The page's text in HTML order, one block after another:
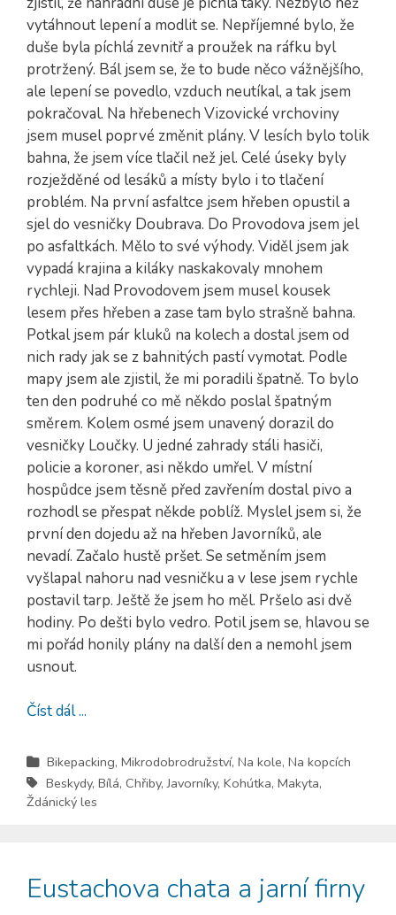
vytáhnout lepení a modlit se. Nepříjemné bylo, že
duše byla píchlá zevnitř a proužek na ráfku byl
protržený. Bál jsem se, že to bude něco vážnějšího,
ale lepení se povedlo, vzduch neutíkal, a tak jsem
pokračoval. Na hřebenech Vizovické vrchoviny
jsem musel poprvé změnit plány. V lesích bylo tolik
bahna, že jsem více tlačil než jel. Celé úseky byly
rozježděné od lesáků a místy bylo i to tlačení
problém. Na první asfaltce jsem hřeben opustil a
sjel do vesničky Doubrava. Do Provodova jsem jel
po asfaltkách. Mělo to své výhody. Viděl jsem jak
vypadá krajina a kiláky naskakovaly mnohem
rychleji. Nad Provodovem jsem musel kousek
lesem přes hřeben a zase tam bylo strašně bahna.
Potkal jsem pár kluků na kolech a dostal jsem od
nich rady jak se z bahnitých pastí vymotat. Podle
mapy jsem ale zjistil, že mi poradili špatně. To bylo
ten den podruhé co mě někdo poslal špatným
směrem. Kolem osmé jsem unavený dorazil do
vesničky Loučky. U jedné zahrady stáli hasiči,
policie a koroner, asi někdo umřel. V místní
hospůdce jsem těsně před zavřením dostal pivo a
rozhodl se přespat někde poblíž. Myslel jsem si, že
první den dojedu až na hřeben Javorníků, ale
nevadí. Začalo hustě pršet. Se setměním jsem
vyšlapal nahoru nad vesničku a v lese jsem rychle
postavil tarp. Ještě že jsem ho měl. Pršelo asi dvě
hodiny. Po dešti bylo vedro. Potil jsem se, hlavou se
mi pořád honily plány na další den a nemohl jsem
usnout.
Číst dál ...
Bikepacking, Mikrodobrodružství, Na kole, Na kopcích
Beskydy, Bílá, Chřiby,Javorníky, Kohútka, Makyta,
Ždánický les
Eustachova chata a jarní firny